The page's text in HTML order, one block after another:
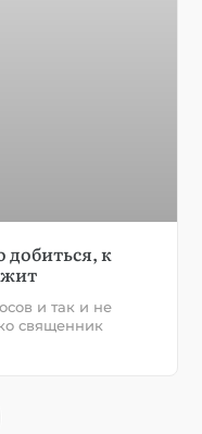
к
и так и не
священник